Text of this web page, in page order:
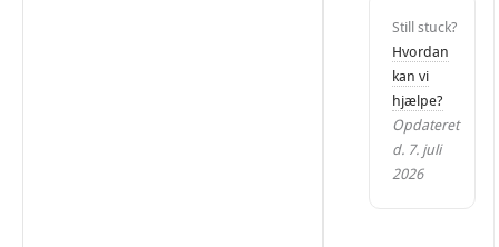
Still stuck?
Hvordan
kan vi
hjælpe?
Opdateret
d. 7. juli
2026